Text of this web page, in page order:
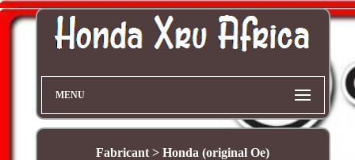
MENU
Fabricant > Honda (original Oe)